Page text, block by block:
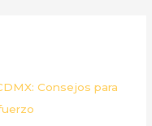
Consejos para